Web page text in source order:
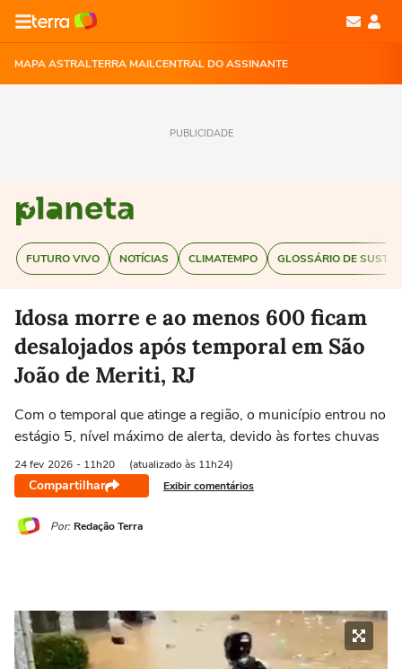
MAPA ASTRALTERRA MAILCENTRAL DO ASSINANTE
PUBLICIDADE
FUTURO VIVO NOTÍCIAS CLIMATEMPO GLOSSÁRIO DE
Idosa morre e ao menos 600 ficam
desalojados após temporal em São
João de Meriti, RJ
Com o temporal que atinge a região, o município entrou no
estágio 5, nível máximo de alerta, devido às fortes chuvas
24 fev 2026 - 11h20 (atualizado às 11h24)
Compartilhar Exibir comentários
Por: Redação Terra